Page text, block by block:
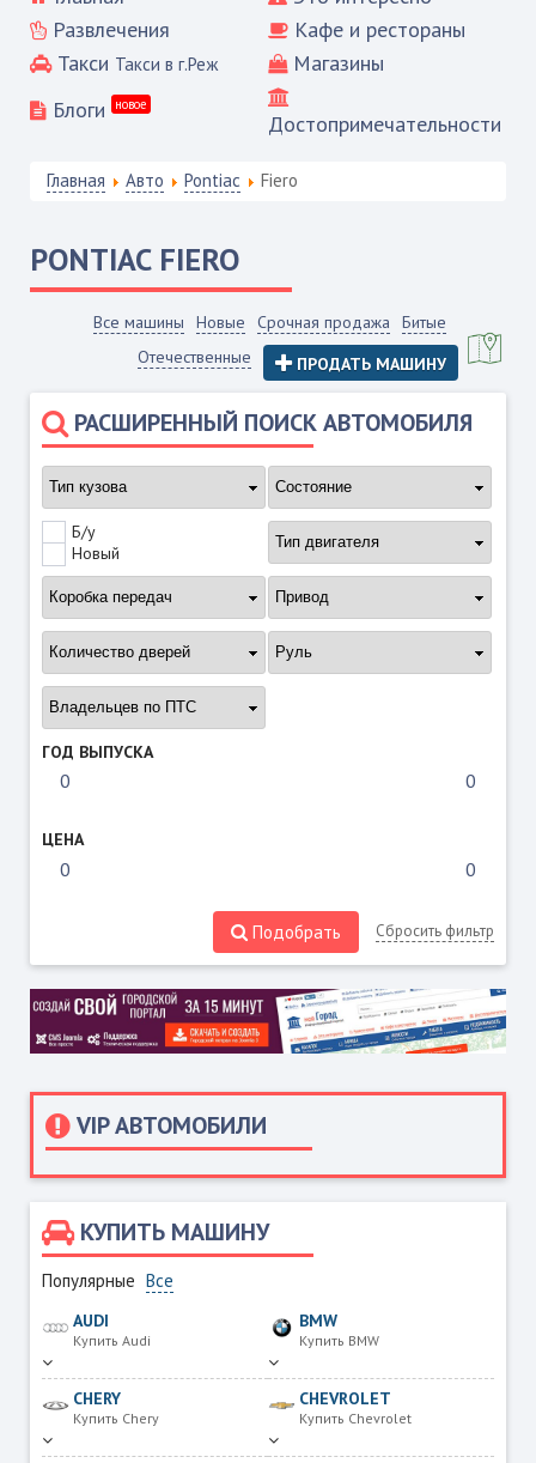
Развлечения
Кафе и рестораны
Такси Такси в г.Реж
Магазины
Блоги
новое
Достопримечательности
Главная Авто Pontiac Fiero
VIP АВТОМОБИЛИ
КУПИТЬ МАШИНУ
Популярные Все
AUDI
Купить Audi
BMW
Купить BMW
CHERY
Купить Chery
CHEVROLET
Купить Chevrolet
PONTIAC FIERO
Все машины Новые Срочная продажа
Битые
Отечественные
ПРОДАТЬ МАШИНУ
РАСШИРЕННЫЙ ПОИСК АВТОМОБИЛЯ
Б/у
Новый
ГОД ВЫПУСКА
ЦЕНА
Подобрать Сбросить фильтр